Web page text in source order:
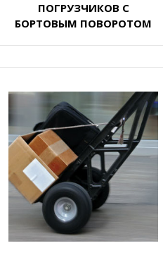
ПОГРУЗЧИКОВ С
БОРТОВЫМ ПОВОРОТОМ